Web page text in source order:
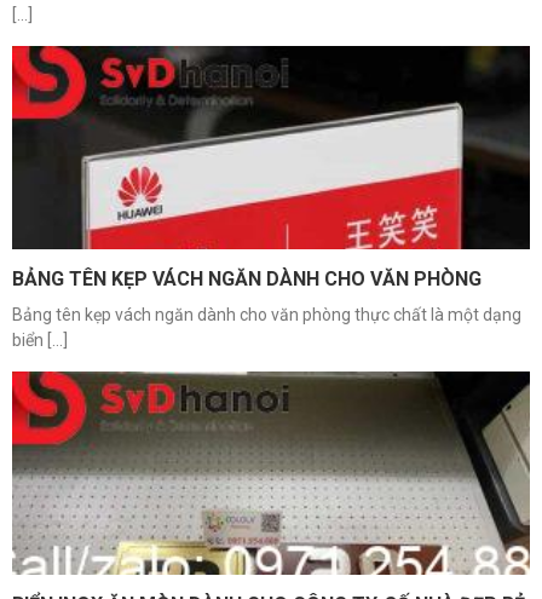
BẢNG TÊN KẸP VÁCH NGĂN DÀNH CHO VĂN PHÒNG
Bảng tên kẹp vách ngăn dành cho văn phòng thực chất là một dạng
biển [...]